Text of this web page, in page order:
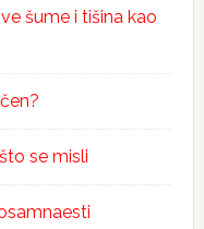
šume i tišina kao
se misli